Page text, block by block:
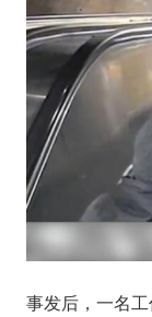
事发后，一名